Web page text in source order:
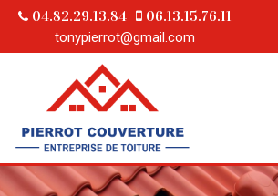
04.82.29.13.84 06.13.15.76.11
tonypierrot@gmail.com